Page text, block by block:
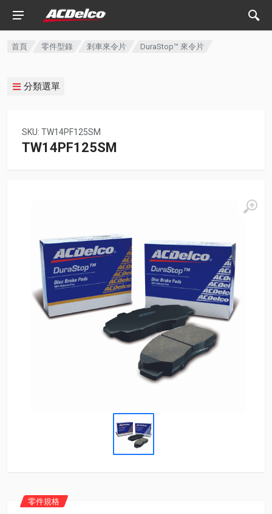
首頁 零件型錄 剎車來令片 DuraStop™ 來令片
分類選單
SKU: TW14PF125SM
TW14PF125SM
零件規格